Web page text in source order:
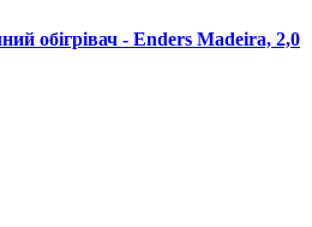
обігрівач - Enders Madeira, 2,0